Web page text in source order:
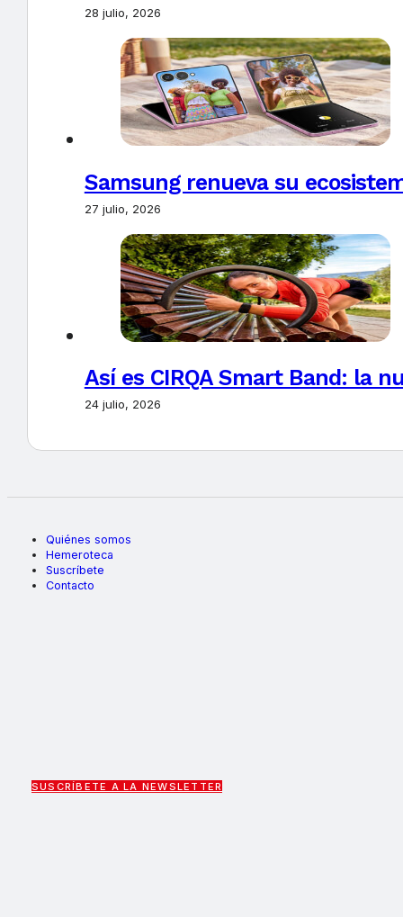
28 julio, 2026
Samsung renueva su
27 julio, 2026
Así es CIRQA Smart Band: la
24 julio, 2026
Quiénes somos
Hemeroteca
Suscríbete
Contacto
SUSCRÍBETE A LA NEWSLETTER